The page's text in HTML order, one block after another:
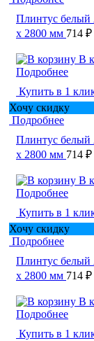
Плинтус белый
х 2800 мм 714 ₽
В
Подробнее
Купить в 1
Хочу скидку
Подробнее
Плинтус белый
х 2800 мм 714 ₽
В
Подробнее
Купить в 1
Хочу скидку
Подробнее
Плинтус белый
х 2800 мм 714 ₽
В
Подробнее
Купить в 1